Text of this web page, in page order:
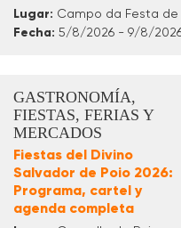
Lugar: Campo da Festa
Fecha: 5/8/2026 - 9/8/
GASTRONOMÍA,
FIESTAS, FERIAS Y
MERCADOS
Fiestas del Divino
Salvador de Poio 2026:
Programa, cartel y
agenda completa